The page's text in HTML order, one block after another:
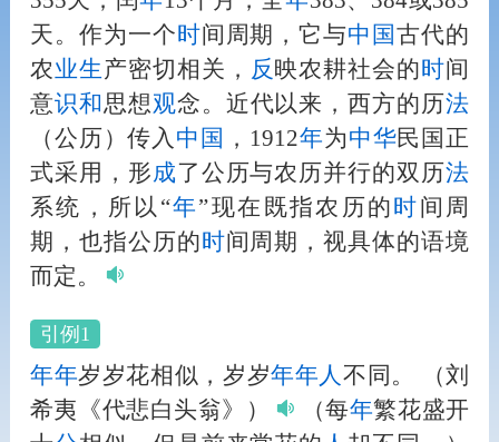
天。作为一个 时间周期，它与中国古代的
农业生产密切相关， 反 映农耕社会的 时间
意识和 思想观念。近代以来，西方的历法
（公历）传入 中国 ，1912年为中华民国正
式采用，形成了公历与农历并行的双历法
系统，所以“年”现在既指农历的 时间周
期，也指公历的 时间周期，视具体的语境
而定。
引例1
年年岁岁花相似，岁岁年年 人不同。
（刘
希夷《代悲白头翁》）
（每年繁花盛开